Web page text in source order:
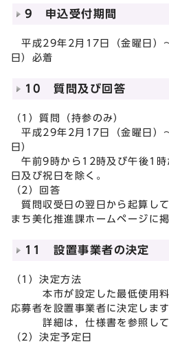
9 申込受付期間
平成29年2月17日（金曜日）
日）必着
10 質問及び回答
（1）質問（持参のみ）
平成29年2月17日（金曜日）
日）
午前9時から12時及び午後1
日及び祝日を除く。
（2）回答
質問収受日の翌日から起算し
まち美化推進課ホームページに
11 設置事業者の決定
（1）決定方法
本市が設定した最低使用料
応募者を設置事業者に決定します
詳細は，仕様書を参照して
（2）決定予定日